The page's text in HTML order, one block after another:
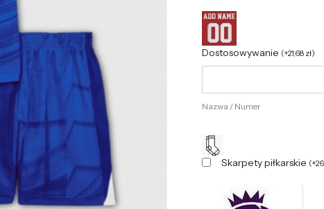
Dostosowywanie (+21,68 zł)
Nazwa / Numer
Skarpety piłkarskie (+